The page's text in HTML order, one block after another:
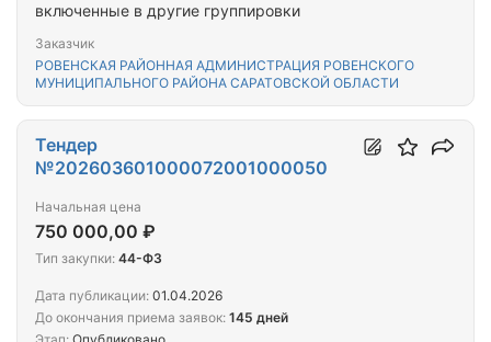
включенные в другие группировки
Заказчик
РОВЕНСКАЯ РАЙОННАЯ АДМИНИСТРАЦИЯ РОВЕНСКОГО
МУНИЦИПАЛЬНОГО РАЙОНА САРАТОВСКОЙ ОБЛАСТИ
Тендер
№202603601000072001000050
Начальная цена
750 000,00 ₽
Тип закупки: 44-ФЗ
Дата публикации: 01.04.2026
До окончания приема заявок: 145 дней